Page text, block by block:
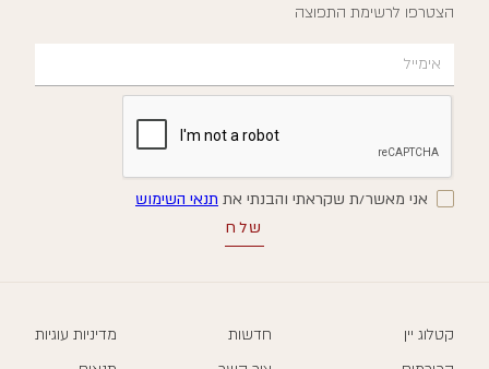
הצטרפו לרשימת התפוצה
אני מאשר/ת שקראתי והבנתי את תנאי השימוש
קטלוג יין
חדשות
מדיניות עוגיות